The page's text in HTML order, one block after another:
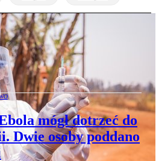
przypadków
Demokratycznej
mógł dotrzeć do
Dwie osoby poddano